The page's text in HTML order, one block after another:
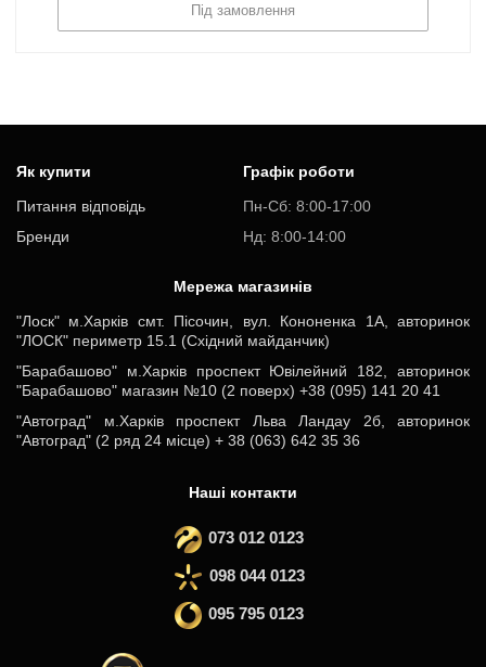
Під замовлення
Як купити
Питання відповідь
Бренди
Графік роботи
Пн-Cб: 8:00-17:00
Нд: 8:00-14:00
Мережа магазинів
"Лоск" м.Харків смт. Пісочин, вул. Кононенка 1А, авторинок
"ЛОСК" периметр 15.1 (Східний майданчик)
"Барабашово" м.Харків проспект Ювілейний 182, авторинок
"Барабашово" магазин №10 (2 поверх) +38 (095) 141 20 41
"Автоград" м.Харків проспект Льва Ландау 2б, авторинок
"Автоград" (2 ряд 24 місце) + 38 (063) 642 35 36
Наші контакти
073 012 0123
098 044 0123
095 795 0123